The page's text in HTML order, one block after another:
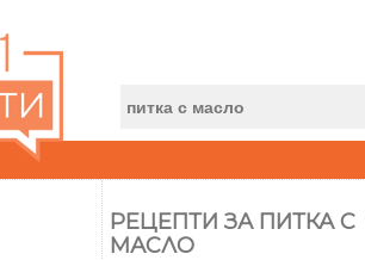
РЕЦЕПТИ ЗА ПИТКА С
МАСЛО